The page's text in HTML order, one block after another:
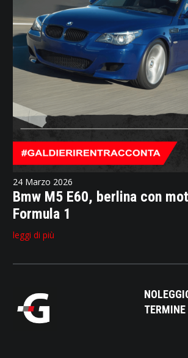
24 Marzo 2026
Bmw M5 E60, berlina con
Formula 1
leggi di più
TERMINE